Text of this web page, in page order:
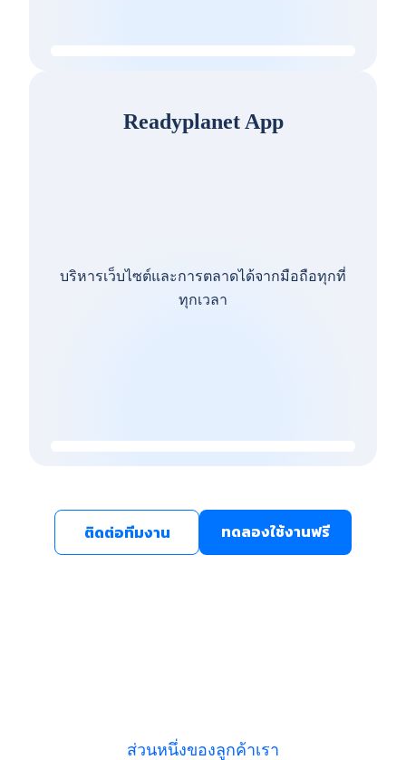
Readyplanet App
บริหารเว็บไซต์และการตลาดได้จากมือถือทุกที่
ทุกเวลา
ติดต่อทีมงาน ทดลองใช้งานฟรี
ส่วนหนึ่งของลูกค้าเรา